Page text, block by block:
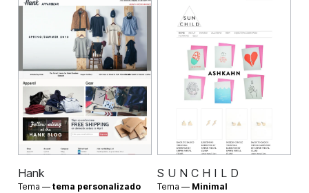
Hank
Tema —tema personalizado
S U N C H I L D
Tema — Minimal